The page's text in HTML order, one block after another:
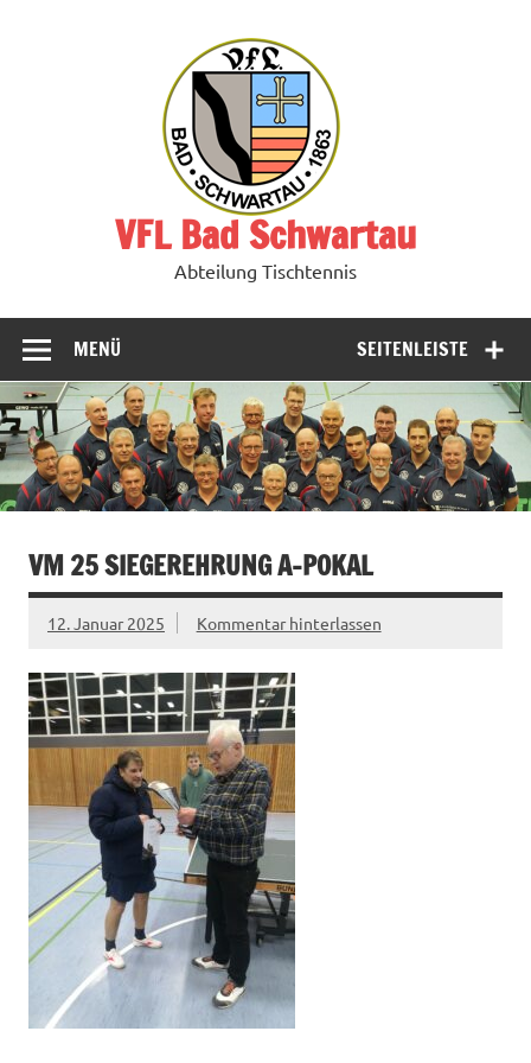
VFL Bad Schwartau
Abteilung Tischtennis
SEITENLEISTE
MENÜ
VM 25 SIEGEREHRUNG A-POKAL
12. Januar 2025 Kommentar hinterlassen